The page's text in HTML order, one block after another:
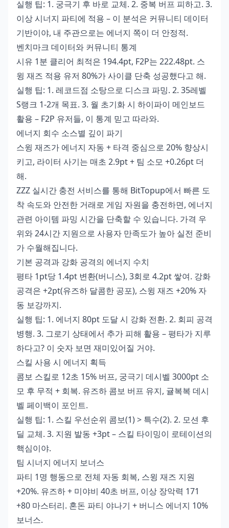
실행 팁: 1. 궁극기 후 바로 교체. 2. 중복 버프 피하고. 3.
이상 시너지 파티에 적용 – 이 분석은 커뮤니티 데이터
기반이야, 내 주관으로는 에너지 쪽이 더 안정적.
벤치마크 데이터와 커뮤니티 통계
시유 1분 클리어 최적은 194.4pt, F2P는 222.48pt. 스
윙 재즈 적용 유저 80%가 사이클 단축 성공했다고 해.
실행 팁: 1. 레코드점 소탕으로 디스크 파밍. 2. 35레벨
S랭크 1-2개 목표. 3. 월 초기화 시 하이파이 메인보드
활용 – F2P 유저들, 이 통계 믿고 따라와.
에너지 회수 소스별 깊이 파기
스윙 재즈가 에너지 자동 + 타격 중심으로 20% 향상시
키고, 라이터 사기는 매초 2.9pt + 팀 소모 +0.26pt 더
해.
ZZZ 실시간 충전 서비스를 통해 BitTopup에서 빠른 도
착 속도와 안전한 거래로 게임 자원을 충전하면, 에너지
관련 아이템 파밍 시간을 단축할 수 있습니다. 가격 우
위와 24시간 지원으로 사용자 만족도가 높아 실전 준비
가 수월해집니다.
기본 공격과 강화 공격의 에너지 수치
평타 1pt당 1.4pt 변환(버니스), 3회로 4.2pt 쌓여. 강화
공격은 +2pt(유즈하 달콤한 공포), 스윙 재즈 +20% 자
동 보강까지.
실행 팁: 1. 에너지 80pt 도달 시 강화 전환. 2. 회피 공격
병행. 3. 그로기 상태에서 추가 피해 활용 – 평타가 지루
하다고? 이 숫자 보면 재미있어질 거야.
스킬 사용 시 에너지 획득
콤보 스킬로 12초 15% 버프, 궁극기 데시벨 3000pt 소
모 후 무적 + 회복. 유즈하 콤보 버프 유지, 귤복복 데시
벨 페이백이 포인트.
실행 팁: 1. 스킬 우선순위 콤보(1) > 특수(2). 2. 모션 후
딜 교체. 3. 지원 발동 +3pt – 스킬 타이밍이 로테이션의
핵심이야.
팀 시너지 에너지 보너스
파티 1명 행동으로 전체 자동 회복, 스윙 재즈 지원
+20%. 유즈하 + 미야비 40초 버프, 이상 장악력 171
+80 마스터리. 혼돈 파티 야나기 + 버니스 에너지 10%
보너스.